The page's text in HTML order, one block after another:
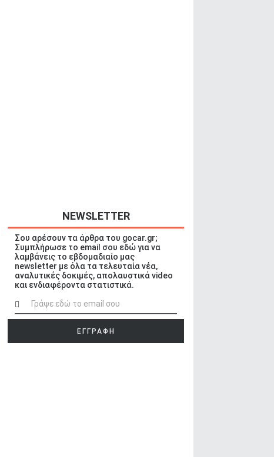
NEWSLETTER
Σου αρέσουν τα άρθρα του gocar.gr;
Συμπλήρωσε το email σου εδώ για να
λαμβάνεις το εβδομαδιαίο μας
newsletter με όλα τα τελευταία νέα,
αναλυτικές δοκιμές, απολαυστικά video
και ενδιαφέροντα στατιστικά.
ΕΓΓΡΑΦΗ